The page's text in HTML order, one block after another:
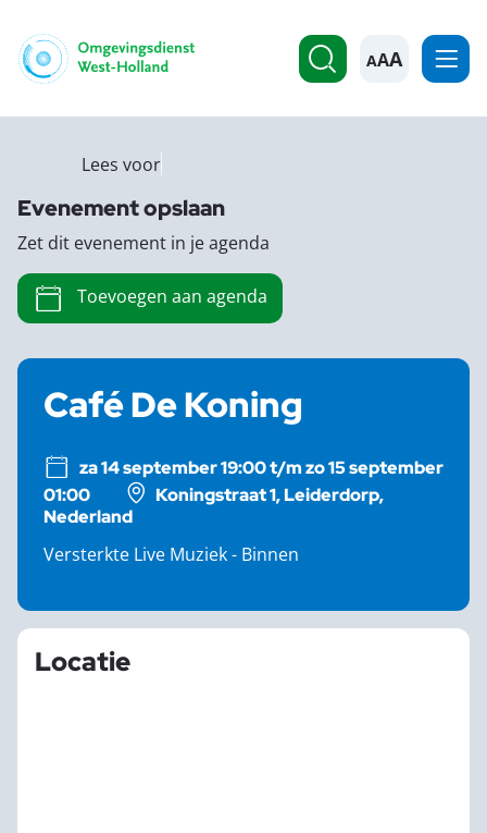
A
Café De Koning
za 14 september 19:00 t/m zo 15 september
01:00
Koningstraat 1, Leiderdorp,
Nederland
Versterkte Live Muziek - Binnen
Locatie
Lees voor
Evenement opslaan
Zet dit evenement in je agenda
Toevoegen aan agenda